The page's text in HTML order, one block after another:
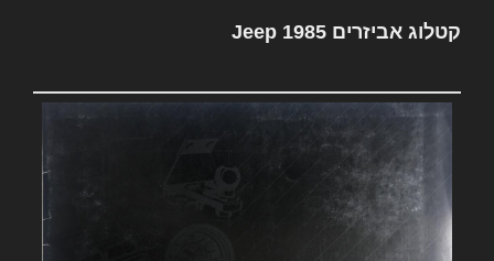
קטלוג אביזרים Jeep 1985